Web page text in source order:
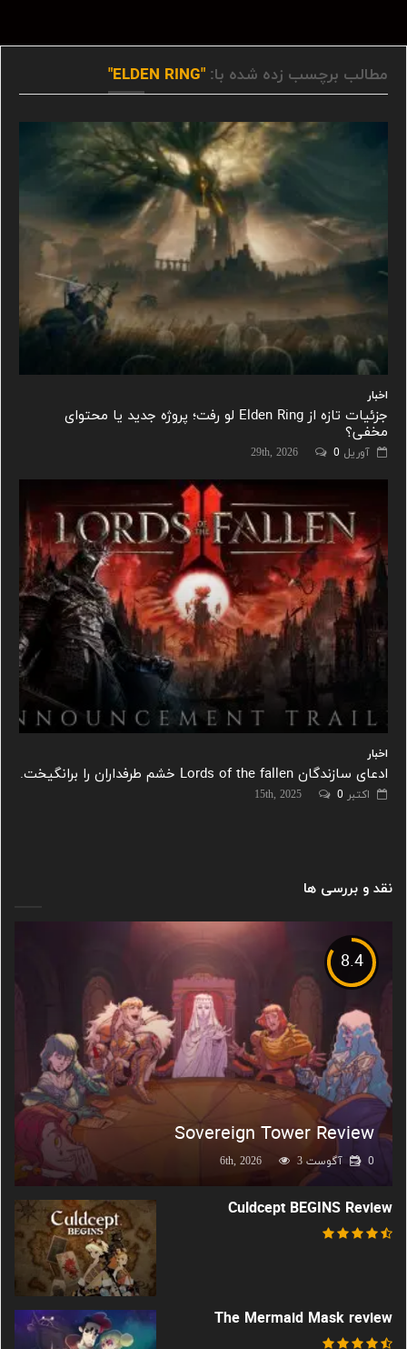
مطالب برچسب زده شده با: "ELDEN RING"
اخبار
جزئیات تازه از Elden Ring لو رفت؛ پروژه جدید یا محتوای
مخفی؟
آوریل 29th, 2026 0
اخبار
ادعای سازندگان Lords of the fallen خشم طرفداران را برانگیخت.
اکتبر 15th, 2025 0
نقد و بررسی ها
8.4
Sovereign Tower Review
آگوست 6th, 2026 3 0
Culdcept BEGINS Review
The Mermaid Mask review